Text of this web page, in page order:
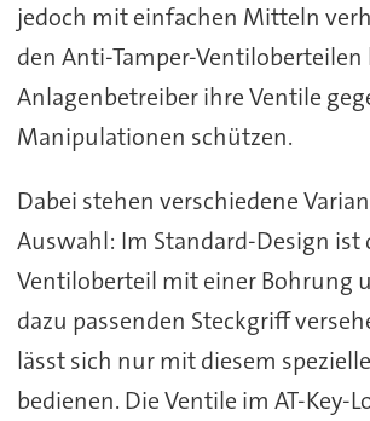
jedoch mit einfachen Mitteln
den Anti-Tamper-Ventiloberteilen
Anlagenbetreiber ihre Ventile
Manipulationen schützen.
Dabei stehen verschiedene
Auswahl: Im Standard-Design ist
Ventiloberteil mit einer Bohrung
dazu passenden Steckgriff
lässt sich nur mit diesem
bedienen. Die Ventile im AT-Key-